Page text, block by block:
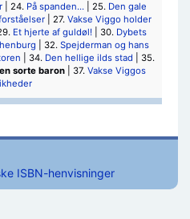
| 24. På spanden...| 25. Den gale
| 27. Vakse Viggo holder
Et hjerte af guldøl!| 30. Dybets
| 32. Spejderman og hans
| 34. Den hellige ilds stad | 35.
sorte baron | 37. Vakse Viggos
ISBN-henvisninger